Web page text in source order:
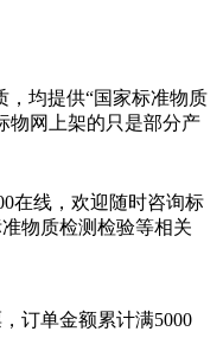
，均提供“国家标准物质
物网上架的只是部分产
在线，欢迎随时咨询标
物质检测检验等相关
订单金额累计满5000